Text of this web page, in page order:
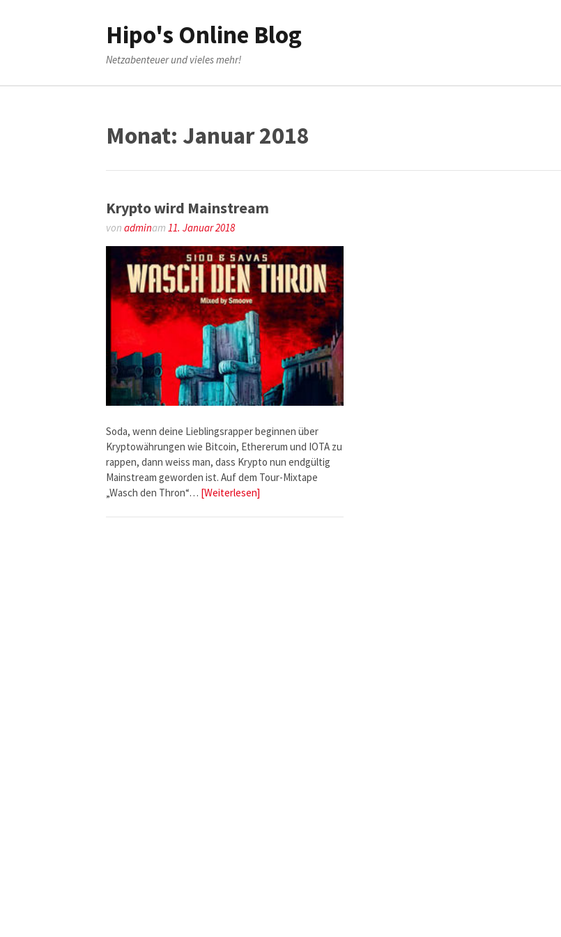
Hipo's Online Blog
Netzabenteuer und vieles mehr!
Monat: Januar 2018
Krypto wird Mainstream
von adminam 11. Januar 2018
Soda, wenn deine Lieblingsrapper beginnen über
Kryptowährungen wie Bitcoin, Ethererum und IOTA zu
rappen, dann weiss man, dass Krypto nun endgültig
Mainstream geworden ist. Auf dem Tour-Mixtape
„Wasch den Thron“… [Weiterlesen]